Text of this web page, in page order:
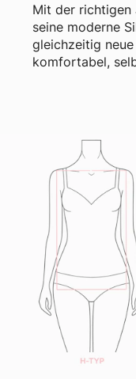
Mit der richtigen
seine moderne
gleichzeitig
komfortabel,